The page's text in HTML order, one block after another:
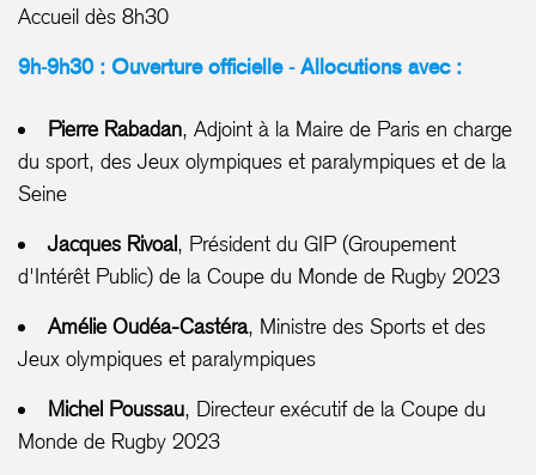
Accueil dès 8h30
9h-9h30 : Ouverture officielle - Allocutions avec :
Pierre Rabadan, Adjoint à la Maire de Paris en charge
du sport, des Jeux olympiques et paralympiques et de la
Seine
Jacques Rivoal, Président du GIP (Groupement
d'Intérêt Public) de la Coupe du Monde de Rugby 2023
Amélie Oudéa-Castéra, Ministre des Sports et des
Jeux olympiques et paralympiques
Michel Poussau, Directeur exécutif de la Coupe du
Monde de Rugby 2023